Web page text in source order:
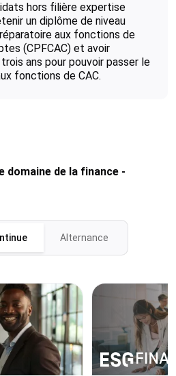
hors filière expertise
un diplôme de niveau
aux fonctions de
(CPFCAC) et avoir
ans pour pouvoir passer le
fonctions de CAC.
domaine de la finance -
Alternance